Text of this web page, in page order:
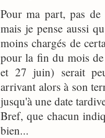
Pour ma part, pas
mais je pense aussi
moins chargés de
pour la fin du mois
et 27 juin) serait
arrivant alors à son
jusqu'à une date
Bref, que chacun
bien...